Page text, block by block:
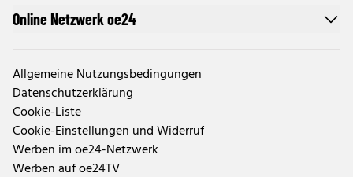
Online Netzwerk oe24
Allgemeine Nutzungsbedingungen
Datenschutzerklärung
Cookie-Liste
Cookie-Einstellungen und Widerruf
Werben im oe24-Netzwerk
Werben auf oe24TV